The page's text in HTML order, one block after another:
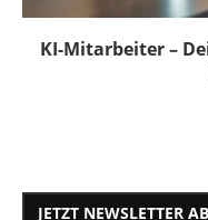
KI-Mitarbeiter –
JETZT NEWSLETTER